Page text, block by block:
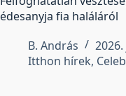
édesanyja fia haláláról
B. András
Itthon hírek, Celeb